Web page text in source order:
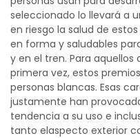
seleccionado lo llevará a
en riesgo la salud de
en forma y saludables
y en el tren. Para
primera vez, estos
personas blancas. Esas
justamente han
tendencia a su uso e
tanto elaspecto exterior